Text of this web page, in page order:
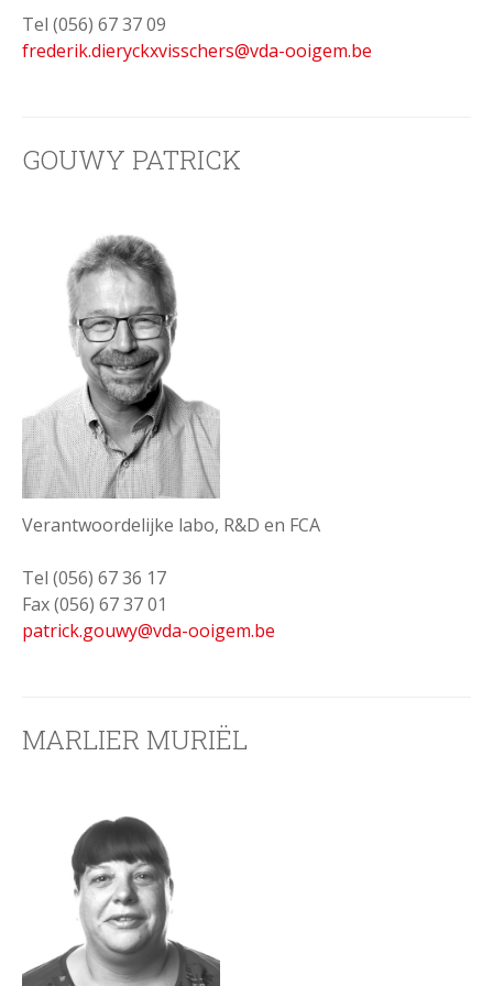
Tel (056) 67 37 09
frederik.dieryckxvisschers@vda-ooigem.be
GOUWY PATRICK
Verantwoordelijke labo, R&D en FCA
Tel (056) 67 36 17
Fax (056) 67 37 01
patrick.gouwy@vda-ooigem.be
MARLIER MURIËL